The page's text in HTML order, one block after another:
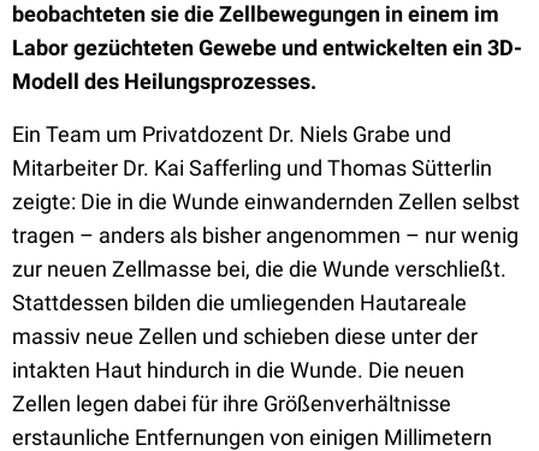
beobachteten sie die Zellbewegungen in einem im
Labor gezüchteten Gewebe und entwickelten ein 3D-
Modell des Heilungsprozesses.
Ein Team um Privatdozent Dr. Niels Grabe und
Mitarbeiter Dr. Kai Safferling und Thomas Sütterlin
zeigte: Die in die Wunde einwandernden Zellen selbst
tragen – anders als bisher angenommen – nur wenig
zur neuen Zellmasse bei, die die Wunde verschließt.
Stattdessen bilden die umliegenden Hautareale
massiv neue Zellen und schieben diese unter der
intakten Haut hindurch in die Wunde. Die neuen
Zellen legen dabei für ihre Größenverhältnisse
erstaunliche Entfernungen von einigen Millimetern